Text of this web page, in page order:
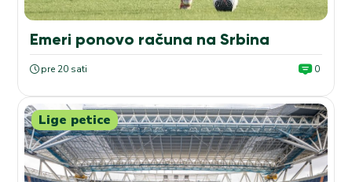
Emeri ponovo računa na Srbina
pre 20 sati 0
Lige petice